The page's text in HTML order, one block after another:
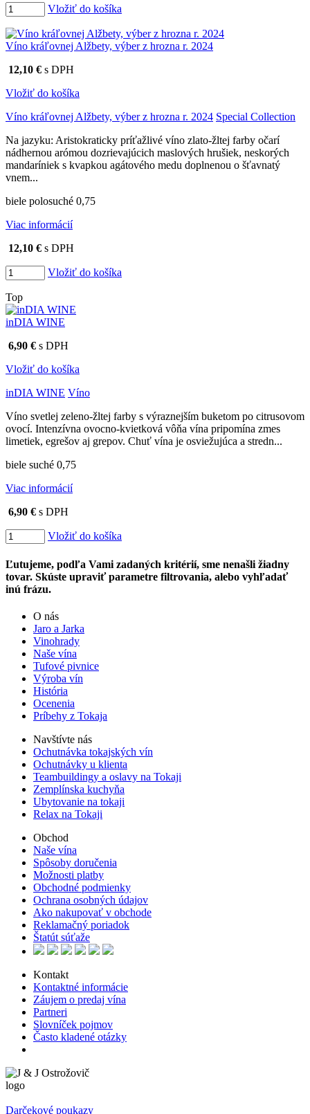
Vložiť do košíka
Víno kráľovnej Alžbety, výber z hrozna r. 2024
12,10 € s DPH
Vložiť do košíka
Víno kráľovnej Alžbety, výber z hrozna r. 2024 Special Collection
Na jazyku: Aristokraticky príťažlivé víno zlato-žltej farby očarí
nádhernou arómou dozrievajúcich maslových hrušiek, neskorých
mandaríniek s kvapkou agátového medu doplnenou o šťavnatý
vnem...
biele polosuché 0,75
Viac informácií
12,10 € s DPH
Vložiť do košíka
Top
inDIA WINE
6,90 € s DPH
Vložiť do košíka
inDIA WINE Víno
Víno svetlej zeleno-žltej farby s výraznejším buketom po citrusovom
ovocí. Intenzívna ovocno-kvietková vôňa vína pripomína zmes
limetiek, egrešov aj grepov. Chuť vína je osviežujúca a stredn...
biele suché 0,75
Viac informácií
6,90 € s DPH
Vložiť do košíka
Ľutujeme, podľa Vami zadaných kritérií, sme nenašli žiadny
tovar. Skúste upraviť parametre filtrovania, alebo vyhľadať
inú frázu.
O nás
Jaro a Jarka
Vinohrady
Naše vína
Tufové pivnice
Výroba vín
História
Ocenenia
Príbehy z Tokaja
Navštívte nás
Ochutnávka tokajských vín
Ochutnávky u klienta
Teambuildingy a oslavy na Tokaji
Zemplínska kuchyňa
Ubytovanie na tokaji
Relax na Tokaji
Obchod
Naše vína
Spôsoby doručenia
Možnosti platby
Obchodné podmienky
Ochrana osobných údajov
Ako nakupovať v obchode
Reklamačný poriadok
Štatút súťaže
Kontakt
Kontaktné informácie
Záujem o predaj vína
Partneri
Slovníček pojmov
Často kladené otázky
Darčekové poukazy